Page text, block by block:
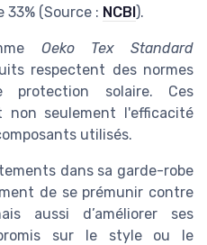
33% (Source : NCBI).
Oeko Tex Standard
respectent des normes
solaire. Ces
non seulement l'efficacité
utilisés.
dans sa garde-robe
de se prémunir contre
aussi d’améliorer ses
sur le style ou le